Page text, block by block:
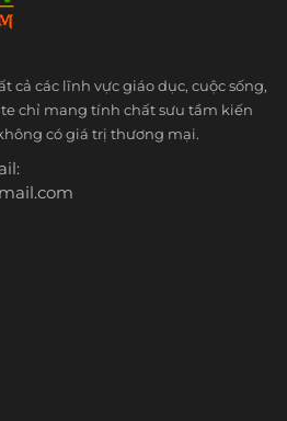
cả các lĩnh vực giáo dục, cuộc sống,
chỉ mang tính chất sưu tầm kiến
có giá trị thương mại.